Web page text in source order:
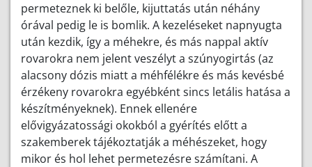
permeteznek ki belőle, kijuttatás után néhány
órával pedig le is bomlik. A kezeléseket napnyugta
után kezdik, így a méhekre, és más nappal aktív
rovarokra nem jelent veszélyt a szúnyogirtás (az
alacsony dózis miatt a méhfélékre és más kevésbé
érzékeny rovarokra egyébként sincs letális hatása a
készítményeknek). Ennek ellenére
elővigyázatossági okokból a gyérítés előtt a
szakemberek tájékoztatják a méhészeket, hogy
mikor és hol lehet permetezésre számítani. A